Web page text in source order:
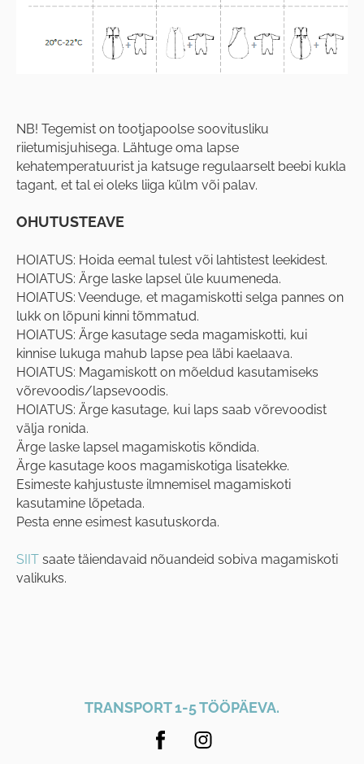
NB! Tegemist on tootjapoolse soovitusliku
riietumisjuhisega. Lähtuge oma lapse
kehatemperatuurist ja katsuge regulaarselt beebi kukla
tagant, et tal ei oleks liiga külm või palav.
OHUTUSTEAVE
HOIATUS: Hoida eemal tulest või lahtistest leekidest.
HOIATUS: Ärge laske lapsel üle kuumeneda.
HOIATUS: Veenduge, et magamiskotti selga pannes on
lukk on lõpuni kinni tõmmatud.
HOIATUS: Ärge kasutage seda magamiskotti, kui
kinnise lukuga mahub lapse pea läbi kaelaava.
HOIATUS: Magamiskott on mõeldud kasutamiseks
võrevoodis/lapsevoodis.
HOIATUS: Ärge kasutage, kui laps saab võrevoodist
välja ronida.
Ärge laske lapsel magamiskotis kõndida.
Ärge kasutage koos magamiskotiga lisatekke.
Esimeste kahjustuste ilmnemisel magamiskoti
kasutamine lõpetada.
Pesta enne esimest kasutuskorda.
SIIT saate täiendavaid nõuandeid sobiva magamiskoti
valikuks.
TRANSPORT 1-5 TÖÖPÄEVA.